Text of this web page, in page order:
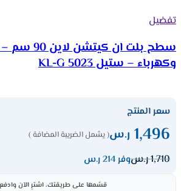
تفضيل
وكهرباء – ستيل KL-G 5023
سعر المنتج
1,496 ر.س( يشمل الضريبة المضافة )
1,710ر.سوفر 214 ر.س
قسّمها على طريقتك، اشترِ الآن وادفع